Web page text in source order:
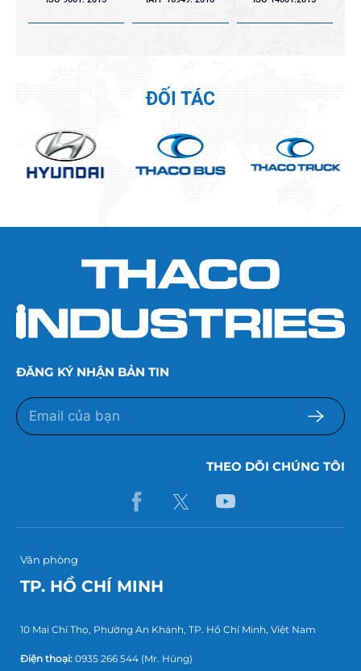
ĐỐI TÁC
ĐĂNG KÝ NHẬN BẢN TIN
THEO DÕI CHÚNG TÔI
Văn phòng
TP. HỒ CHÍ MINH
10 Mai Chí Thọ, Phường An Khánh, TP. Hồ Chí Minh, Việt Nam
Điện thoại: 0935 266 544 (Mr. Hùng)